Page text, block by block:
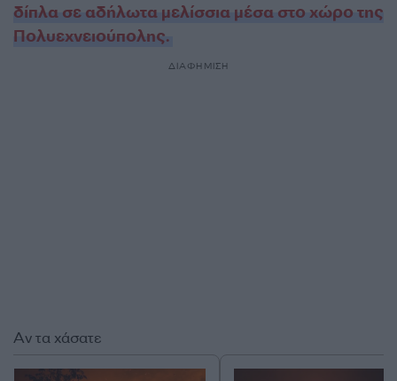
δίπλα σε αδήλωτα μελίσσια μέσα στο χώρο της
Πολυεχνειούπολης.
ΔΙΑΦΗΜΙΣΗ
Αν τα χάσατε